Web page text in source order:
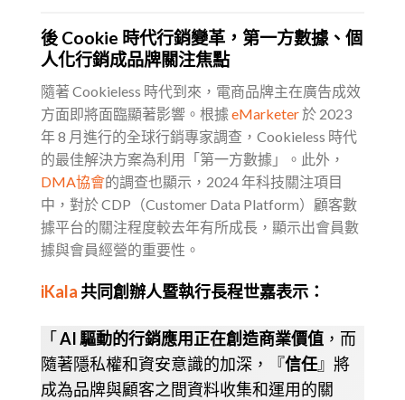
後 Cookie 時代行銷變革，第一方數據、個
人化行銷成品牌關注焦點
隨著 Cookieless 時代到來，電商品牌主在廣告成效
方面即將面臨顯著影響。根據 eMarketer於 2023
年 8 月進行的全球行銷專家調查，Cookieless 時代
的最佳解決方案為利用「第一方數據」。此外，
DMA協會的調查也顯示，2024 年科技關注項目
中，對於 CDP（Customer Data Platform）顧客數
據平台的關注程度較去年有所成長，顯示出會員數
據與會員經營的重要性。
iKala共同創辦人暨執行長程世嘉表示：
「AI 驅動的行銷應用正在創造商業價值 ，而
隨著隱私權和資安意識的加深，『信任』將
成為品牌與顧客之間資料收集和運用的關